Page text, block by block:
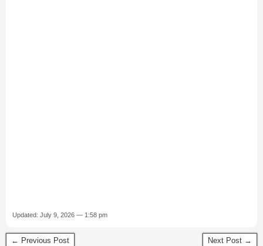
Updated: July 9, 2026 — 1:58 pm
← Previous Post Next Post →